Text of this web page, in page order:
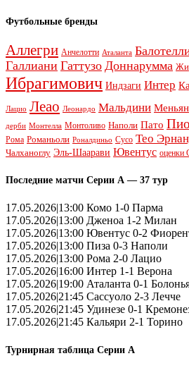
Футбольные бренды
Аллегри Анчелотти Аталанта
Галлиани Гаттузо Доннарумма
Ибрагимович Индзаги Интер
Лацио Леао Леонардо Мальдини Меньян
дерби Монтелла Монтоливо Наполи Пато
Рома Романьоли Роналдиньо Сусо Тео
Чалханоглу Эль-Шаарави Ювентус оценки
Последние матчи Серии А — 37 тур
17.05.2026|13:00 Комо 1-0 Парма
17.05.2026|13:00 Дженоа 1-2 Милан
17.05.2026|13:00 Ювентус 0-2
17.05.2026|13:00 Пиза 0-3 Наполи
17.05.2026|13:00 Рома 2-0 Лацио
17.05.2026|16:00 Интер 1-1 Верона
17.05.2026|19:00 Аталанта 0-1
17.05.2026|21:45 Сассуоло 2-3 Лечче
17.05.2026|21:45 Удинезе 0-1
17.05.2026|21:45 Кальяри 2-1 Торино
Турнирная таблица Серии А